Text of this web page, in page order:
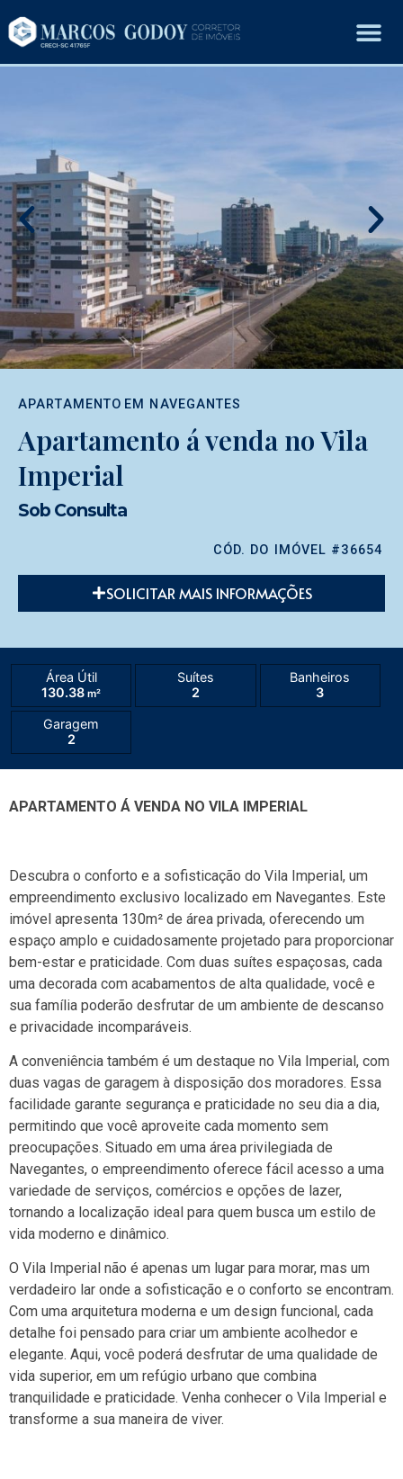
APARTAMENTO EM NAVEGANTES
Apartamento á venda no Vila
Imperial
Sob Consulta
CÓD. DO IMÓVEL #36654
SOLICITAR MAIS INFORMAÇÕES
Área Útil
130.38 m²
Suítes
2
Banheiros
3
Garagem
2
APARTAMENTO Á VENDA NO VILA IMPERIAL
Descubra o conforto e a sofisticação do Vila Imperial, um
empreendimento exclusivo localizado em Navegantes. Este
imóvel apresenta 130m² de área privada, oferecendo um
espaço amplo e cuidadosamente projetado para proporcionar
bem-estar e praticidade. Com duas suítes espaçosas, cada
uma decorada com acabamentos de alta qualidade, você e
sua família poderão desfrutar de um ambiente de descanso
e privacidade incomparáveis.
A conveniência também é um destaque no Vila Imperial, com
duas vagas de garagem à disposição dos moradores. Essa
facilidade garante segurança e praticidade no seu dia a dia,
permitindo que você aproveite cada momento sem
preocupações. Situado em uma área privilegiada de
Navegantes, o empreendimento oferece fácil acesso a uma
variedade de serviços, comércios e opções de lazer,
tornando a localização ideal para quem busca um estilo de
vida moderno e dinâmico.
O Vila Imperial não é apenas um lugar para morar, mas um
verdadeiro lar onde a sofisticação e o conforto se encontram.
Com uma arquitetura moderna e um design funcional, cada
detalhe foi pensado para criar um ambiente acolhedor e
elegante. Aqui, você poderá desfrutar de uma qualidade de
vida superior, em um refúgio urbano que combina
tranquilidade e praticidade. Venha conhecer o Vila Imperial e
transforme a sua maneira de viver.